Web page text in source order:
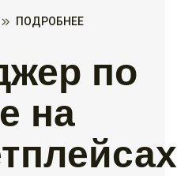
ПОДРОБНЕЕ
по
на